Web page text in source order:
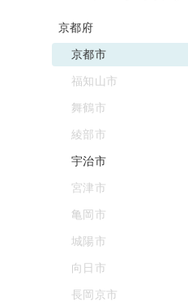
京都府
京都市
福知山市
舞鶴市
綾部市
宇治市
宮津市
亀岡市
城陽市
向日市
長岡京市